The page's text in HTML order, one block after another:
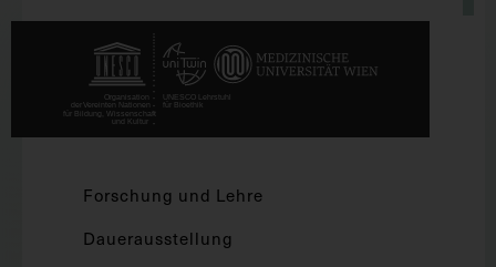
Forschung und Lehre
Dauerausstellung